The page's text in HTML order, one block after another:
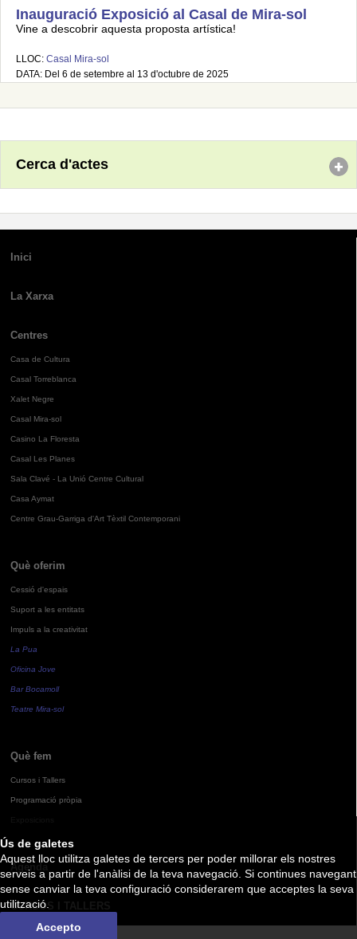
Ús de galetes
Aquest lloc utilitza galetes de tercers per poder millorar els nostres
serveis a partir de l'anàlisi de la teva navegació. Si continues navegant
sense canviar la teva configuració considerarem que acceptes la seva
utilització.
Accepto
Inauguració Exposició al Casal de Mira-sol
Vine a descobrir aquesta proposta artística!
LLOC: Casal Mira-sol
DATA: Del 6 de setembre al 13 d'octubre de 2025
Cerca d'actes
Inici
La Xarxa
Centres
Casa de Cultura
Casal Torreblanca
Xalet Negre
Casal Mira-sol
Casino La Floresta
Casal Les Planes
Sala Clavé - La Unió Centre Cultural
Casa Aymat
Centre Grau-Garriga d'Art Tèxtil Contemporani
Què oferim
Cessió d'espais
Suport a les entitats
Impuls a la creativitat
La Pua
Oficina Jove
Bar Bocamoll
Teatre Mira-sol
Què fem
Cursos i Tallers
Programació pròpia
Agenda
CURSOS I TALLERS